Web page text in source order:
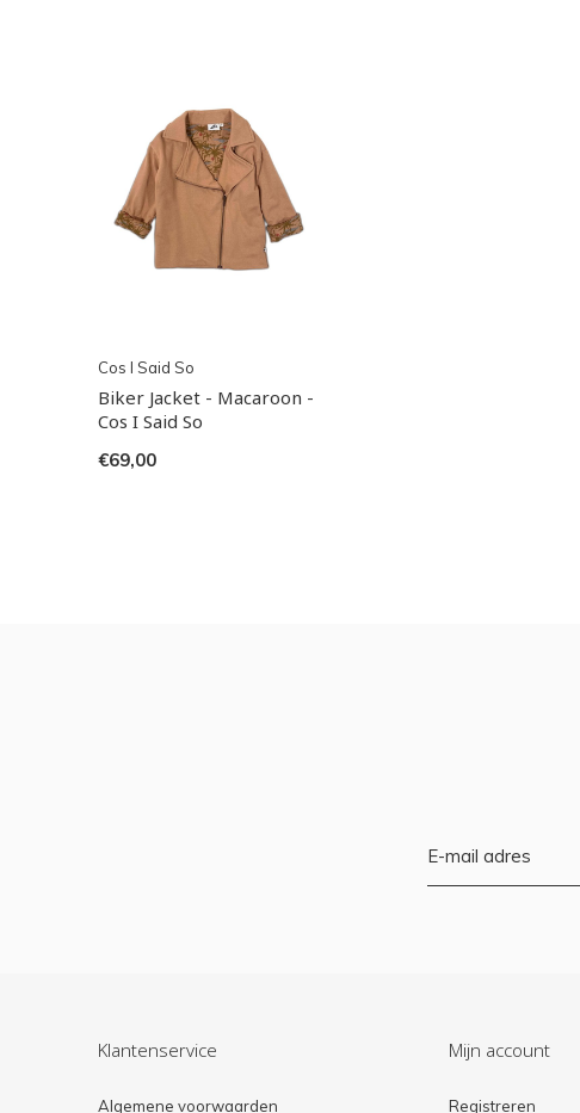
Cos I Said So
Biker Jacket - Macaroon -
Cos I Said So
€69,00
Klantenservice
Algemene voorwaarden
Mijn account
Registreren